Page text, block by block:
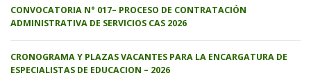
CONVOCATORIA N° 017– PROCESO DE CONTRATACIÓN
ADMINISTRATIVA DE SERVICIOS CAS 2026
CRONOGRAMA Y PLAZAS VACANTES PARA LA ENCARGATURA DE
ESPECIALISTAS DE EDUCACION – 2026